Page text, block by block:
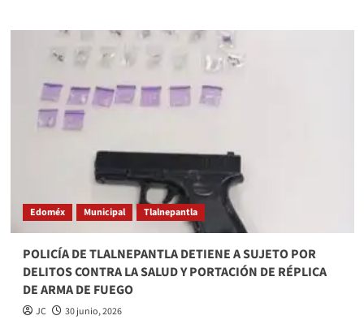
EL
DE
MANTIENE
DESPLIEGUE
OPERATIVO
IXTACALA:
LABORES
LIMPIEZA
Y
DESAZOLVE
QUEDAN
CONCLUIDAS
Edoméx Municipal Tlalnepantla
POLICÍA DE TLALNEPANTLA DETIENE A SUJETO POR
DELITOS CONTRA LA SALUD Y PORTACIÓN DE RÉPLICA
DE ARMA DE FUEGO
JC
30 junio, 2026